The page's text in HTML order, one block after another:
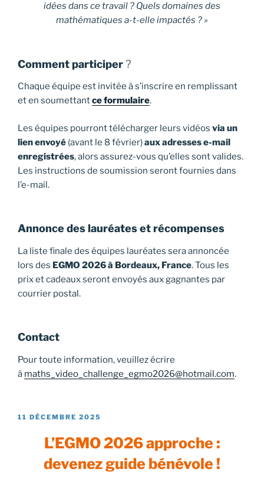
idées dans ce travail ? Quels domaines des
mathématiques a-t-elle impactés ? »
Comment participer?
Chaque équipe est invitée à s’inscrire en remplissant
et en soumettantce formulaire.
Les équipes pourront télécharger leurs vidéos via un
lien envoyé (avant le 8 février)aux adresses e-mail
enregistrées, alors assurez-vous qu’elles sont valides.
Les instructions de soumission seront fournies dans
l’e-mail.
Annonce des lauréates et récompenses
La liste finale des équipes lauréates sera annoncée
lors des EGMO 2026 à Bordeaux, France. Tous les
prix et cadeaux seront envoyés aux gagnantes par
courrier postal.
Contact
Pour toute information, veuillez écrire
à maths_video_challenge_egmo2026@hotmail.com.
PUBLIÉ
11 DÉCEMBRE 2025
L’EGMO 2026 approche :
devenez guide bénévole !